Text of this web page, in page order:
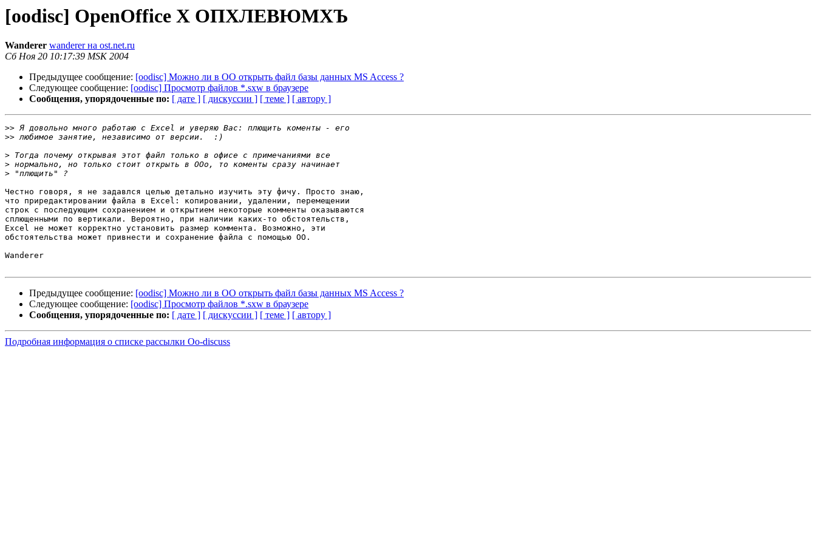
[oodisc] OpenOffice Х ОПХЛЕВЮМХЪ
Wanderer wanderer на ost.net.ru
Сб Ноя 20 10:17:39 MSK 2004
Предыдущее сообщение: [oodisc] Можно ли в ОО открыть файл базы данных MS Access ?
Следующее сообщение: [oodisc] Просмотр файлов *.sxw в браузере
Сообщения, упорядоченные по: [ дате ] [ дискуссии ] [ теме ] [ автору ]
>>
>>
>
>
>
Честно говоря, я не задавлся целью детально изучить эту фичу. Просто знаю,
что приредактировании файла в Excel: копировании, удалении, перемещении
строк с последующим сохранением и открытием некоторые комменты оказываются
сплющенными по вертикали. Вероятно, при наличии каких-то обстоятельств,
Excel не может корректно установить размер коммента. Возможно, эти
обстоятельства может привнести и сохранение файла с помощью OO.
Wanderer
Предыдущее сообщение: [oodisc] Можно ли в ОО открыть файл базы данных MS Access ?
Следующее сообщение: [oodisc] Просмотр файлов *.sxw в браузере
Сообщения, упорядоченные по: [ дате ] [ дискуссии ] [ теме ] [ автору ]
Подробная информация о списке рассылки Oo-discuss